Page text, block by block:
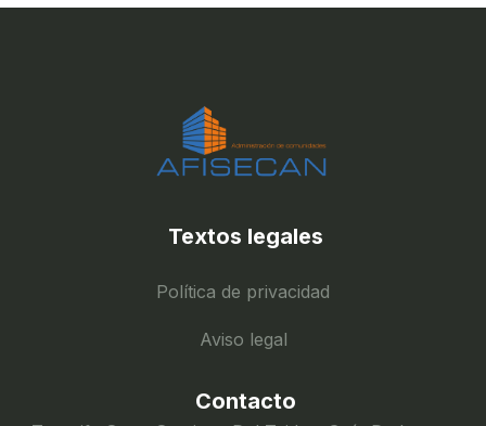
Textos legales
Política de privacidad
Aviso legal
Contacto